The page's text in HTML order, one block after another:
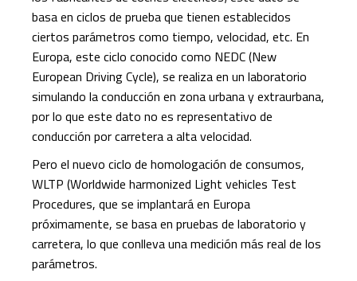
basa en ciclos de prueba que tienen establecidos
ciertos parámetros como tiempo, velocidad, etc. En
Europa, este ciclo conocido como NEDC (New
European Driving Cycle), se realiza en un laboratorio
simulando la conducción en zona urbana y extraurbana,
por lo que este dato no es representativo de
conducción por carretera a alta velocidad.
Pero el nuevo ciclo de homologación de consumos,
WLTP (Worldwide harmonized Light vehicles Test
Procedures, que se implantará en Europa
próximamente, se basa en pruebas de laboratorio y
carretera, lo que conlleva una medición más real de los
parámetros.